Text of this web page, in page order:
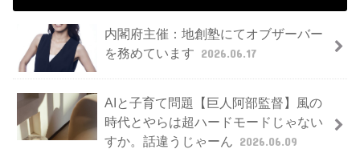
内閣府主催：地創塾にてオブザーバー
を務めています 2026.06.17
AIと子育て問題【巨人阿部監督】風の
時代とやらは超ハードモードじゃない
すか。話違うじゃーん 2026.06.09